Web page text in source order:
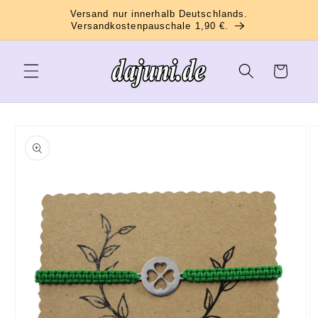
Versand nur innerhalb Deutschlands.
Versandkostenpauschale 1,90 €.
Warenkorb